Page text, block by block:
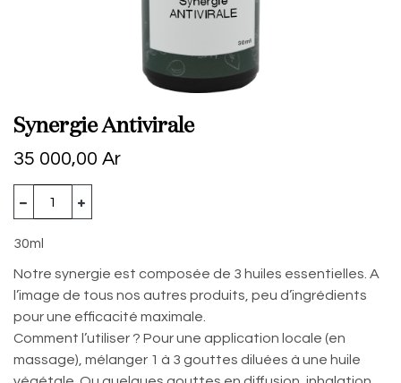
Synergie Antivirale
35 000,00 Ar
30ml
Notre synergie est composée de 3 huiles essentielles. A
l’image de tous nos autres produits, peu d’ingrédients
pour une efficacité maximale.
Comment l’utiliser ? Pour une application locale (en
massage), mélanger 1 à 3 gouttes diluées à une huile